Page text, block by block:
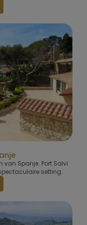
van Spanje. Port Salvi
setting.